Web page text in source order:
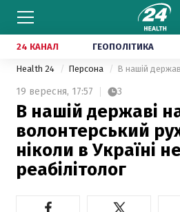
24 КАНАЛ ГЕОПОЛІТИКА
Health 24 Персона
19 вересня, 17:57 3
В нашій державі
волонтерський
ніколи в Україні
реабілітолог